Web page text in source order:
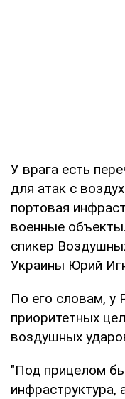
У врага есть
для атак с
портовая
военные
спикер
Украины Юрий
По его словам, у
приоритетных
воздушных
"Под прицелом
инфраструктура,